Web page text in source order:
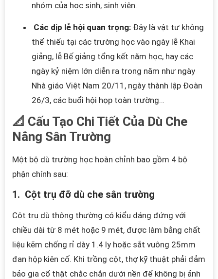
nhóm của học sinh, sinh viên.
Các dịp lễ hội quan trọng: Đây là vật tư không
thể thiếu tại các trường học vào ngày lễ Khai
giảng, lễ Bế giảng tổng kết năm học, hay các
ngày kỷ niệm lớn diễn ra trong năm như ngày
Nhà giáo Việt Nam 20/11, ngày thành lập Đoàn
26/3, các buổi hội họp toàn trường…
📐 Cấu Tạo Chi Tiết Của Dù Che
Nắng Sân Trường
Một bộ dù trường học hoàn chỉnh bao gồm 4 bộ
phận chính sau:
1. Cột trụ đỡ dù che sân trường
Cột trụ dù thông thường có kiểu dáng đứng với
chiều dài từ 8 mét hoặc 9 mét, được làm bằng chất
liệu kẽm chống rỉ dày 1.4 ly hoặc sắt vuông 25mm
đan hộp kiên cố. Khi trồng cột, thợ kỹ thuật phải đảm
bảo gia cố thật chắc chắn dưới nền để không bị ảnh